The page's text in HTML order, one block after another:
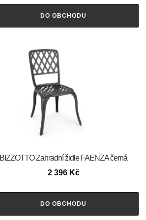
DO OBCHODU
BIZZOTTO Zahradní židle FAENZA černá
2 396 Kč
DO OBCHODU